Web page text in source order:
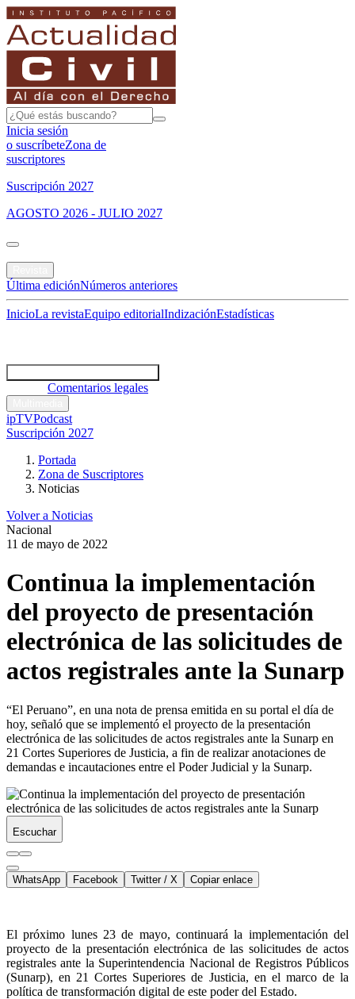
Inicia sesión
o suscríbeteZona de
suscriptores
Suscripción 2027
AGOSTO 2026 - JULIO 2027
Última ediciónNúmeros anteriores
InicioLa revistaEquipo editorialIndizaciónEstadísticas
Comentarios legales
ipTVPodcast
Suscripción 2027
Portada
Zona de Suscriptores
Noticias
Volver a Noticias
Nacional
11 de mayo de 2022
Continua la implementación
del proyecto de presentación
electrónica de las solicitudes de
actos registrales ante la Sunarp
“El Peruano”, en una nota de prensa emitida en su portal el día de
hoy, señaló que se implementó el proyecto de la presentación
electrónica de las solicitudes de actos registrales ante la Sunarp en
21 Cortes Superiores de Justicia, a fin de realizar anotaciones de
demandas e incautaciones entre el Poder Judicial y la Sunarp.
Escuchar
WhatsApp Facebook Twitter / X Copiar enlace
El próximo lunes 23 de mayo, continuará la implementación del
proyecto de la presentación electrónica de las solicitudes de actos
registrales ante la Superintendencia Nacional de Registros Públicos
(Sunarp), en 21 Cortes Superiores de Justicia, en el marco de la
política de transformación digital de este poder del Estado.